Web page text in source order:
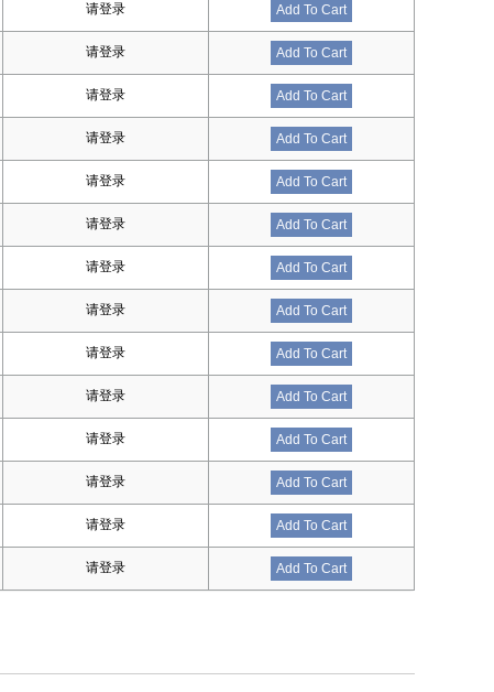
请登录 Add To Cart
请登录 Add To Cart
请登录 Add To Cart
请登录 Add To Cart
请登录 Add To Cart
请登录 Add To Cart
请登录 Add To Cart
请登录 Add To Cart
请登录 Add To Cart
请登录 Add To Cart
请登录 Add To Cart
请登录 Add To Cart
请登录 Add To Cart
请登录 Add To Cart